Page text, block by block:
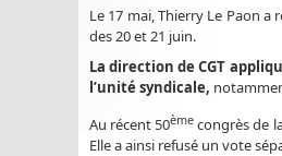
Le 17 mai, Thierry Le Paon
des 20 et 21 juin.
La direction de CGT
l’unité syndicale,
Au récent 50ème congrès de
Elle a ainsi refusé un vote